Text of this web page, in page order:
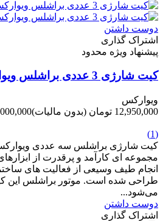
دوست داشتن
اشتراک گذاری
پیشنهاد ویژه محدود
کیت شارژی 3 عددی براشلس ویوارکس VR2403-BCK
ویوارکس
12,950,000 تومان
(بدون مالیات)14,000,000
(1)
مجموعه ای کارآمد و پرقدرت از
انجام طیف وسیعی از فعالیت های
طراحی شده است. موتور براشلس این
می‌شود...
دوست داشتن
اشتراک گذاری